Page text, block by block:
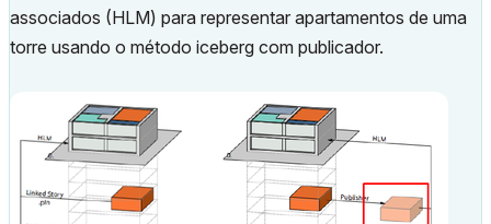
associados (HLM) para representar apartamentos de uma
torre usando o método iceberg com publicador.